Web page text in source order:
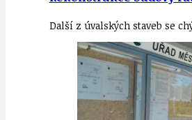
Další z úvalských staveb se